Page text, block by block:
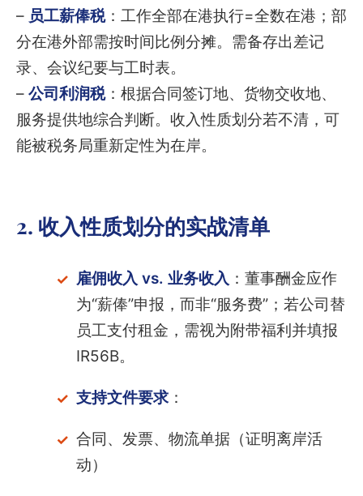
– 员工薪俸税：工作全部在港执行=全数在港；部
分在港外部需按时间比例分摊。需备存出差记
录、会议纪要与工时表。
– 公司利润税：根据合同签订地、货物交收地、
服务提供地综合判断。收入性质划分若不清，可
能被税务局重新定性为在岸。
2. 收入性质划分的实战清单
雇佣收入 vs. 业务收入 ：董事酬金应作
为“薪俸”申报，而非“服务费”；若公司替
员工支付租金，需视为附带福利并填报
IR56B。
支持文件要求：
合同、发票、物流单据（证明离岸活
动）